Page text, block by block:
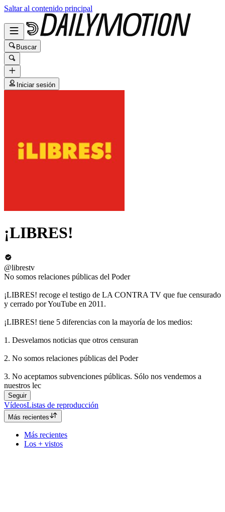
Saltar al contenido principal
Buscar
Iniciar sesión
¡LIBRES!
@librestv
No somos relaciones públicas del Poder
¡LIBRES! recoge el testigo de LA CONTRA TV que fue censurado
y cerrado por YouTube en 2011.
¡LIBRES! tiene 5 diferencias con la mayoría de los medios:
1. Desvelamos noticias que otros censuran
2. No somos relaciones públicas del Poder
3. No aceptamos subvenciones públicas. Sólo nos vendemos a
nuestros lec
Seguir
VídeosListas de reproducción
Más recientes
Más recientes
Los + vistos